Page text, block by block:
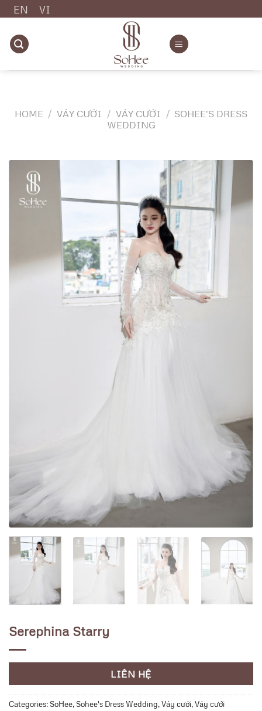
Chuyển
đến
nội
dung
EN VI
HOME / VÁY CƯỚI / VÁY CƯỚI / SOHEE'S DRESS
WEDDING
Serephina Starry
LIÊN HỆ
Categories: SoHee, Sohee's Dress Wedding,Váy cưới,Váy cưới